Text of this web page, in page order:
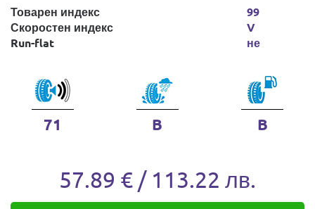
Товарен индекс
Скоростен индекс
Run-flat
99
V
не
71 B B
57.89 € / 113.22 лв.